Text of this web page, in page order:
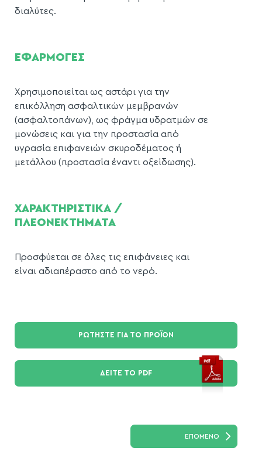
διαλύτες.
ΕΦΑΡΜΟΓΕΣ
Χρησιμοποιείται ως αστάρι για την
επικόλληση ασφαλτικών μεμβρανών
(ασφαλτοπάνων), ως φράγμα υδρατμών σε
μονώσεις και για την προστασία από
υγρασία επιφανειών σκυροδέματος ή
μετάλλου (προστασία έναντι οξείδωσης).
ΧΑΡΑΚΤΗΡΙΣΤΙΚΑ /
ΠΛΕΟΝΕΚΤΗΜΑΤΑ
Προσφύεται σε όλες τις επιφάνειες και
είναι αδιαπέραστο από το νερό.
ΡΩΤΗΣΤΕ ΓΙΑ ΤΟ ΠΡΟΪΟΝ
ΔΕΙΤΕ ΤΟ PDF
ΕΠΟΜΕΝΟ